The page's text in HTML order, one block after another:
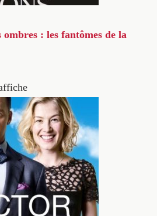
ombres : les fantômes de la